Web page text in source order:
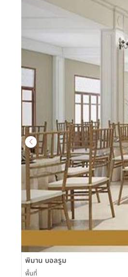
พิมาน บอลรูม
พื้นที่